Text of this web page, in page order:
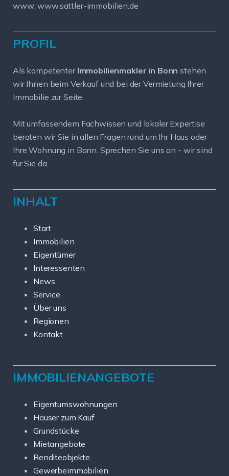
www: www.sattler-immobilien.de
PROFIL
Als kompetenter Immobilienmakler in Bonn stehen
wir Ihnen beim Verkauf und bei der Vermietung Ihrer
Immobilie zur Seite.
Mit umfassendem Fachwissen und lokaler Expertise
beraten wir Sie in allen Fragen rund um Ihr Haus oder
Ihre Wohnung in Bonn. Sprechen Sie uns an - wir sind
für Sie da.
INHALT
Start
Immobilien
Eigentümer
Interessenten
News
Service
Über uns
Regionen
Kontakt
IMMOBILIENANGEBOTE
Eigentumswohnungen
Häuser zum Kauf
Grundstücke
Mietangebote
Renditeobjekte
Gewerbeimmobilien